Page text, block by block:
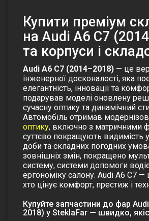
Купити преміум
на Audi A6 C7
та корпуси і
Audi A6 C7 (2014–2018) — це
інженерної досконалості, яка
елегантність, інновації та
подарував моделі оновлену
сучасну оптику та динамічний
Автомобіль отримав
оптику, включно з матричними
суттєво покращують видимість
доби та складних погодних
зовнішніх змін, покращено
систему, системи допомоги
ергономіку салону. Audi A6 C7 —
хто цінує комфорт, престиж і
Купуйте запчастини до фар
2018) у SteklaFar — швидко,